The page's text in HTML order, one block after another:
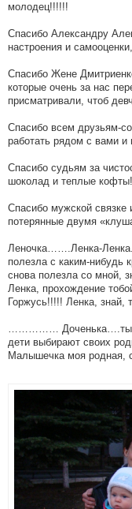
молодец!!!!!!
Спасибо Александру
настроения и
Спасибо Жене
которые очень за нас
присматривали, чтоб
Спасибо всем друзьям-
работать рядом с вами и
Спасибо судьям за
шоколад и теплые
Спасибо мужской связке
потерянные двумя
Леночка…….Ленка-
полезла с каким-
снова полезла со мной,
Ленка, прохождение
Горжусь!!!!! Ленка, знай,
…………… Доченька….ты
дети выбирают своих
Малышечка моя родная,